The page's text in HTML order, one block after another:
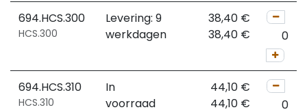
694.HCS.300
HCS.300
Levering: 9
werkdagen
38,40 €
38,40 €
694.HCS.310
HCS.310
In
voorraad
44,10 €
44,10 €